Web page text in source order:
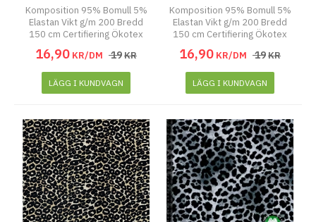
Komposition 95% Bomull 5%
Elastan Vikt g/m 200 Bredd
150 cm Certifiering Ökotex
16,90 KR/DM 19KR
LÄGG I KUNDVAGN
Komposition 95% Bomull 5%
Elastan Vikt g/m 200 Bredd
150 cm Certifiering Ökotex
16,90 KR/DM 19KR
LÄGG I KUNDVAGN